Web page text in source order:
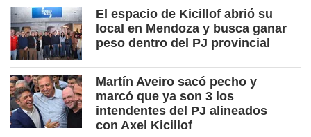
El espacio de Kicillof abrió su
local en Mendoza y busca ganar
peso dentro del PJ provincial
Martín Aveiro sacó pecho y
marcó que ya son 3 los
intendentes del PJ alineados
con Axel Kicillof